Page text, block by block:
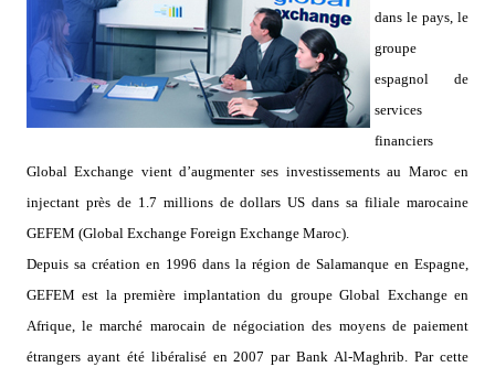
dans le pays, le
groupe
espagnol de
services
financiers
Global Exchange vient d’augmenter ses investissements au Maroc en
injectant près de 1.7 millions de dollars US dans sa filiale marocaine
GEFEM (Global Exchange Foreign Exchange Maroc).
Depuis sa création en 1996 dans la région de Salamanque en Espagne,
GEFEM est la première implantation du groupe Global Exchange en
Afrique, le marché marocain de négociation des moyens de paiement
étrangers ayant été libéralisé en 2007 par Bank Al-Maghrib. Par cette